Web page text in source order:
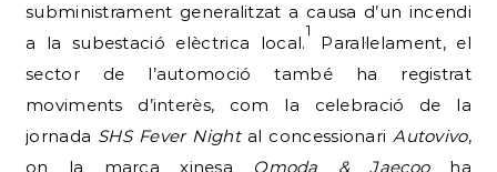
subministrament generalitzat a causa d’un incendi
a la subestació elèctrica local.
1
Paral·lelament, el
sector de l’automoció també ha registrat
moviments d’interès, com la celebració de la
jornada SHS Fever Nightal concessionariAutovivo,
on la marca xinesa Omoda & Jaecooha